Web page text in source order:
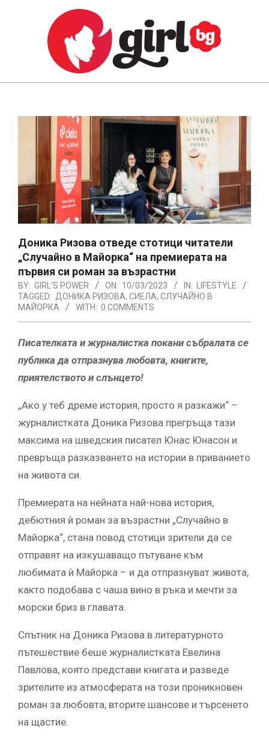
GIRL.BG
Navigation
Доника Ризова отведе стотици читатели
„Случайно в Майорка“ на премиерата на
първия си роман за възрастни
BY: GIRL'S POWER ON: 10/03/2023 IN: LIFESTYLE
TAGGED: ДОНИКА РИЗОВА, СИЕЛА, СЛУЧАЙНО В
МАЙОРКА
WITH: 0 COMMENTS
Писателката и журналистка покани събралата се
публика да отпразнува любовта, книгите,
приятелството и слънцето!
„Ако у теб дреме история, просто я разкажи“ –
журналистката Доника Ризова прегръща тази
максима на шведския писател Юнас Юнасон и
превръща разказването на истории в приванието
на живота си.
Премиерата на нейната най-нова история,
дебютния ѝ роман за възрастни „Случайно в
Майорка“, стана повод стотици зрители да се
отправят на изкушаващо пътуване към
любимата ѝ Майорка – и да отпразнуват живота,
както подобава с чаша вино в ръка и мечти за
морски бриз в главата.
Спътник на Доника Ризова в литературното
пътешествие беше журналистката Евелина
Павлова, която представи книгата и разведе
зрителите из атмосферата на този проникновен
роман за любовта, вторите шансове и търсенето
на щастие.